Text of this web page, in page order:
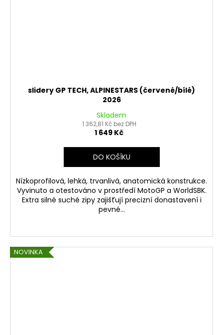
slidery GP TECH, ALPINESTARS (červené/bílé)
2026
Skladem
1 362,81 Kč bez DPH
1 649 Kč
DO KOŠÍKU
Nízkoprofilová, lehká, trvanlivá, anatomická konstrukce.
Vyvinuto a otestováno v prostředí MotoGP a WorldSBK.
Extra silné suché zipy zajišťují precizní donastavení i
pevné...
NOVINKA